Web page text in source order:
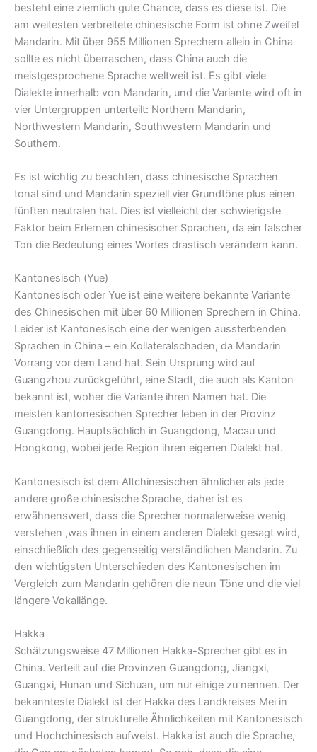
besteht eine ziemlich gute Chance, dass es diese ist. Die
am weitesten verbreitete chinesische Form ist ohne Zweifel
Mandarin. Mit über 955 Millionen Sprechern allein in China
sollte es nicht überraschen, dass China auch die
meistgesprochene Sprache weltweit ist. Es gibt viele
Dialekte innerhalb von Mandarin, und die Variante wird oft in
vier Untergruppen unterteilt: Northern Mandarin,
Northwestern Mandarin, Southwestern Mandarin und
Southern.
Es ist wichtig zu beachten, dass chinesische Sprachen
tonal sind und Mandarin speziell vier Grundtöne plus einen
fünften neutralen hat. Dies ist vielleicht der schwierigste
Faktor beim Erlernen chinesischer Sprachen, da ein falscher
Ton die Bedeutung eines Wortes drastisch verändern kann.
Kantonesisch (Yue)
Kantonesisch oder Yue ist eine weitere bekannte Variante
des Chinesischen mit über 60 Millionen Sprechern in China.
Leider ist Kantonesisch eine der wenigen aussterbenden
Sprachen in China – ein Kollateralschaden, da Mandarin
Vorrang vor dem Land hat. Sein Ursprung wird auf
Guangzhou zurückgeführt, eine Stadt, die auch als Kanton
bekannt ist, woher die Variante ihren Namen hat. Die
meisten kantonesischen Sprecher leben in der Provinz
Guangdong. Hauptsächlich in Guangdong, Macau und
Hongkong, wobei jede Region ihren eigenen Dialekt hat.
Kantonesisch ist dem Altchinesischen ähnlicher als jede
andere große chinesische Sprache, daher ist es
erwähnenswert, dass die Sprecher normalerweise wenig
verstehen ,was ihnen in einem anderen Dialekt gesagt wird,
einschließlich des gegenseitig verständlichen Mandarin. Zu
den wichtigsten Unterschieden des Kantonesischen im
Vergleich zum Mandarin gehören die neun Töne und die viel
längere Vokallänge.
Hakka
Schätzungsweise 47 Millionen Hakka-Sprecher gibt es in
China. Verteilt auf die Provinzen Guangdong, Jiangxi,
Guangxi, Hunan und Sichuan, um nur einige zu nennen. Der
bekannteste Dialekt ist der Hakka des Landkreises Mei in
Guangdong, der strukturelle Ähnlichkeiten mit Kantonesisch
und Hochchinesisch aufweist. Hakka ist auch die Sprache,